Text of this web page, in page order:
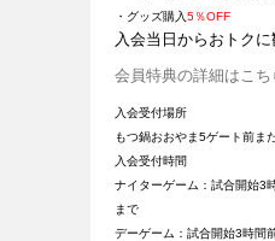
・グッズ購入5％OFF
入会当日からおトク
会員特典の詳細はこち
入会受付場所
もつ鍋おおやま5ゲート前ま
入会受付時間
ナイターゲーム：試合開始3
まで
デーゲーム：試合開始3時間